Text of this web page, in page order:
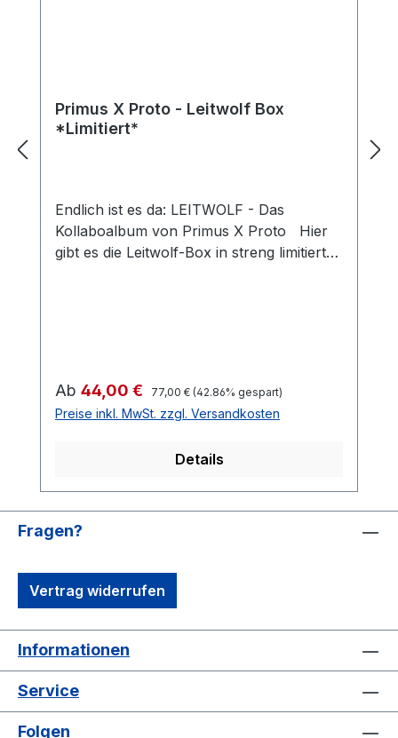
Primus X Proto - Leitwolf Box
*Limitiert*
Endlich ist es da: LEITWOLF - Das
Kollaboalbum von Primus X Proto Hier
gibt es die Leitwolf-Box in streng limitierter
Verkaufspreis:
Ab 44,00 € Regulärer Preis:
77,00 € (42.86% gespart)
Preise inkl. MwSt. zzgl. Versandkosten
Details
Fragen?
Vertrag widerrufen
Informationen
Service
Folgen